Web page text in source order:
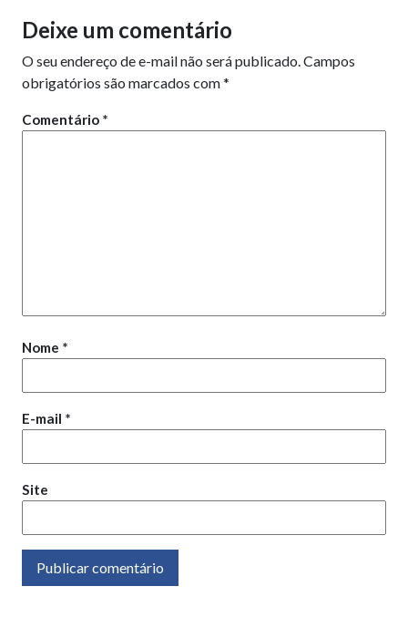
Deixe um comentário
O seu endereço de e-mail não será publicado. Campos
obrigatórios são marcados com*
Comentário *
Nome *
E-mail *
Site